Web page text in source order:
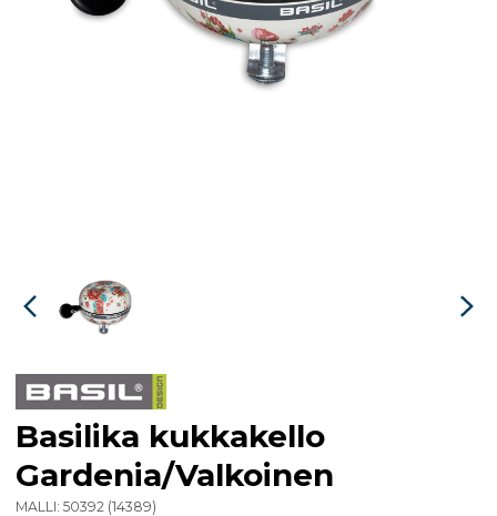
Basilika kukkakello
Gardenia/Valkoinen
MALLI: 50392 (14389)